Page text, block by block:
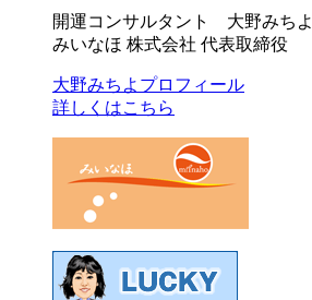
開運コンサルタント 大野みちよ
みいなほ 株式会社 代表取締役
大野みちよプロフィール
詳しくはこちら